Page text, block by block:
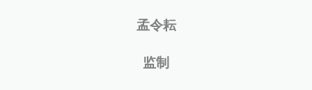
孟令耘
监制